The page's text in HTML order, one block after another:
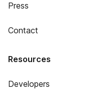
Press
Contact
Resources
Developers